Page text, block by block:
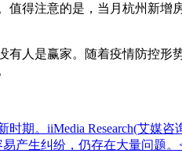
得注意的是，当月杭州新
是赢家。随着疫情防控形
期。iiMedia Research(艾媒
生纠纷，仍存在大量问题。